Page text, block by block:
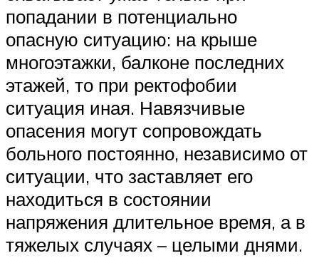
попадании в потенциально
опасную ситуацию: на крыше
многоэтажки, балконе последних
этажей, то при ректофобии
ситуация иная. Навязчивые
опасения могут сопровождать
больного постоянно, независимо от
ситуации, что заставляет его
находиться в состоянии
напряжения длительное время, а в
тяжелых случаях – целыми днями.